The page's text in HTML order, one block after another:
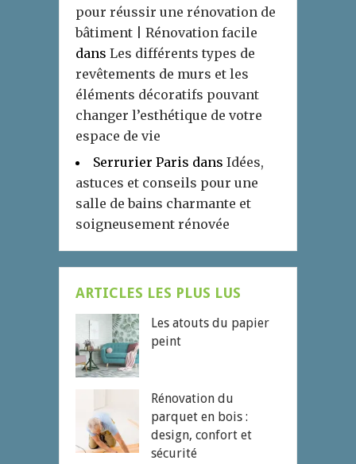
pour réussir une rénovation de
bâtiment | Rénovation facile
dans Les différents types de
revêtements de murs et les
éléments décoratifs pouvant
changer l’esthétique de votre
espace de vie
Serrurier Paris dans Idées,
astuces et conseils pour une
salle de bains charmante et
soigneusement rénovée
ARTICLES LES PLUS LUS
Les atouts du papier
peint
Rénovation du
parquet en bois :
design, confort et
sécurité